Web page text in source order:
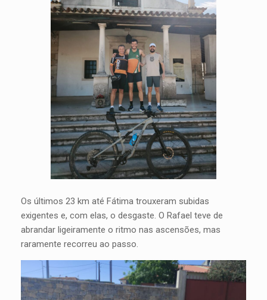
Os últimos 23 km até Fátima trouxeram subidas
exigentes e, com elas, o desgaste. O Rafael teve de
abrandar ligeiramente o ritmo nas ascensões, mas
raramente recorreu ao passo.